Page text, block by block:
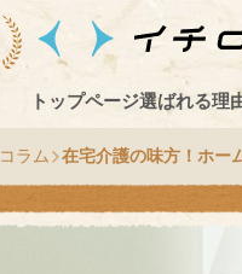
トップページ選ばれる理
コラム 在宅介護の味方！ホー